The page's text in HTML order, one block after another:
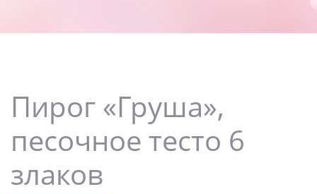
Пирог «Груша»,
песочное тесто 6
злаков